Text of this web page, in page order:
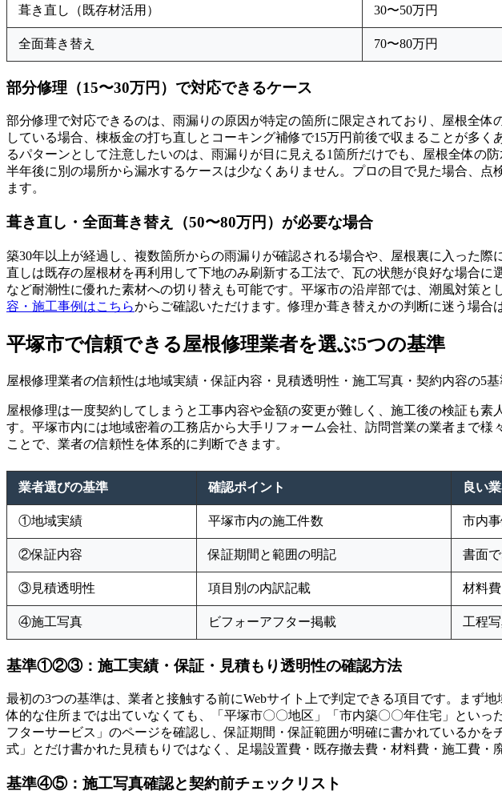
葺き直し（既存材活用） 30〜50万円
全面葺き替え 70〜80万円
部分修理（15〜30万円）で対応できるケース
部分修理で対応できるのは、雨漏りの原因が特定の箇所に限定されており、屋根全
している場合、棟板金の打ち直しとコーキング補修で15万円前後で収まることが多
るパターンとして注意したいのは、雨漏りが目に見える1箇所だけでも、屋根全体の
半年後に別の場所から漏水するケースは少なくありません。プロの目で見た場合、
ます。
葺き直し・全面葺き替え（50〜80万円）が必要な場合
築30年以上が経過し、複数箇所からの雨漏りが確認される場合や、屋根裏に入った
直しは既存の屋根材を再利用して下地のみ刷新する工法で、瓦の状態が良好な場合
など耐潮性に優れた素材への切り替えも可能です。平塚市の沿岸部では、潮風対策
容・施工事例はこちらからご確認いただけます。修理か葺き替えかの判断に迷う場合
平塚市で信頼できる屋根修理業者を選ぶ5つの基準
屋根修理業者の信頼性は地域実績・保証内容・見積透明性・施工写真・契約内容の5
屋根修理は一度契約してしまうと工事内容や金額の変更が難しく、施工後の検証も
す。平塚市内には地域密着の工務店から大手リフォーム会社、訪問営業の業者まで
ことで、業者の信頼性を体系的に判断できます。
業者選びの基準 確認ポイント 良い
①地域実績 平塚市内の施工件数 市内
②保証内容 保証期間と範囲の明記 書面
③見積透明性 項目別の内訳記載 材料
④施工写真 ビフォーアフター掲載 工程
基準①②③：施工実績・保証・見積もり透明性の確認方法
最初の3つの基準は、業者と接触する前にWebサイト上で判定できる項目です。まず
体的な住所までは出ていなくても、「平塚市〇〇地区」「市内築〇〇年住宅」とい
フターサービス」のページを確認し、保証期間・保証範囲が明確に書かれているか
式」とだけ書かれた見積もりではなく、足場設置費・既存撤去費・材料費・施工費
基準④⑤：施工写真確認と契約前チェックリスト